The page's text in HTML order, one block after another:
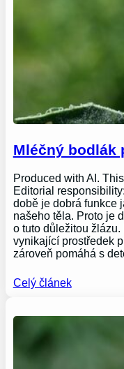
Mléčný bodlák
Produced with AI.
Editorial
době je dobrá funkce
našeho těla. Proto je
o tuto důležitou
vynikající prostředek
zároveň pomáhá s
Celý článek